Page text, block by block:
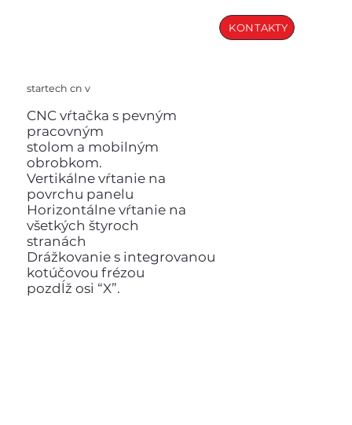
KONTAKTY
startech cn v
CNC vŕtačka s pevným
pracovným
stolom a mobilným
obrobkom.
Vertikálne vŕtanie na
povrchu panelu
Horizontálne vŕtanie na
všetkých štyroch
stranách
Drážkovanie s integrovanou
kotúčovou frézou
pozdĺž osi “X”.